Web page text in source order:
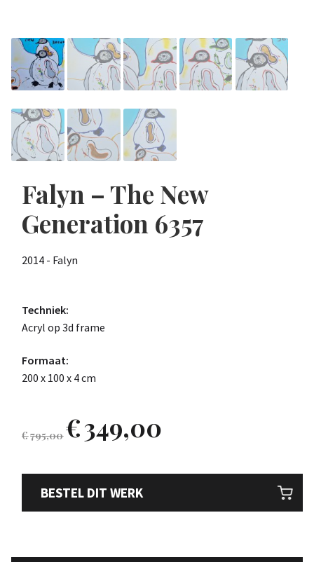
Falyn – The New
Generation 6357
2014 - Falyn
Techniek:
Acryl op 3d frame
Formaat:
200 x 100 x 4 cm
€795,00€349,00
BESTEL DIT WERK